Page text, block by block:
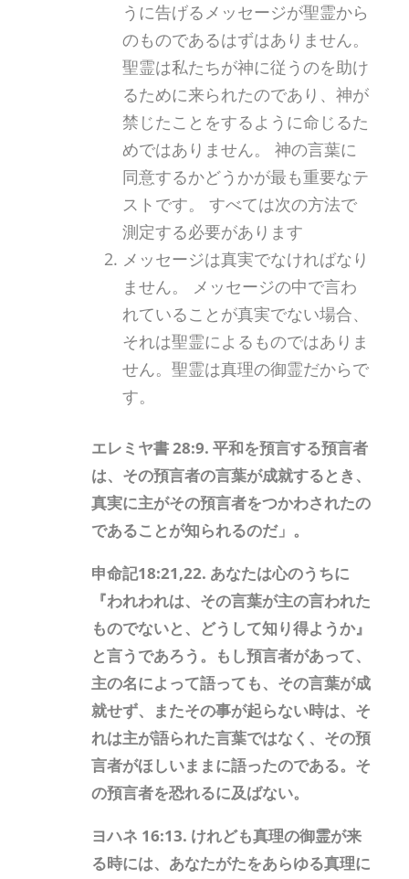
うに告げるメッセージが聖霊から
のものであるはずはありません。
聖霊は私たちが神に従うのを助け
るために来られたのであり、神が
禁じたことをするように命じるた
めではありません。 神の言葉に
同意するかどうかが最も重要なテ
ストです。 すべては次の方法で
測定する必要があります
メッセージは真実でなければなり
ません。 メッセージの中で言わ
れていることが真実でない場合、
それは聖霊によるものではありま
せん。聖霊は真理の御霊だからで
す。
エレミヤ書 28:9. 平和を預言する預言者
は、その預言者の言葉が成就するとき、
真実に主がその預言者をつかわされたの
であることが知られるのだ」。
申命記18:21,22. あなたは心のうちに
『われわれは、その言葉が主の言われた
ものでないと、どうして知り得ようか』
と言うであろう。もし預言者があって、
主の名によって語っても、その言葉が成
就せず、またその事が起らない時は、そ
れは主が語られた言葉ではなく、その預
言者がほしいままに語ったのである。そ
の預言者を恐れるに及ばない。
ヨハネ 16:13. けれども真理の御霊が来
る時には、あなたがたをあらゆる真理に